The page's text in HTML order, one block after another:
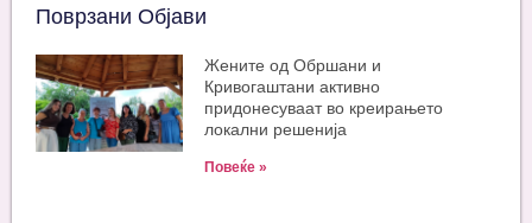
Поврзани Објави
Жените од Обршани и
Кривогаштани активно
придонесуваат во креирањето
локални решенија
Повеќе »